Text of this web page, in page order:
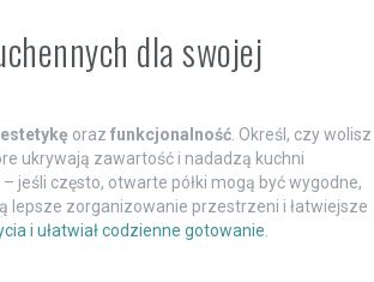
dla swojej
estetykę oraz funkcjonalność. Określ, czy wolisz
ukrywają zawartość i nadadzą kuchni
jeśli często, otwarte półki mogą być wygodne,
lepsze zorganizowanie przestrzeni i łatwiejsze
i ułatwiał codzienne gotowanie